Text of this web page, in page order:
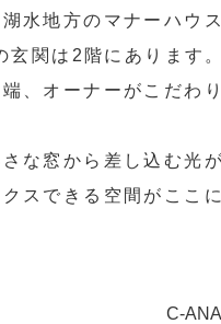
水地方のマナーハウ
関は2階にあります
、オーナーがこだわ
な窓から差し込む光
スできる空間がここ
C-